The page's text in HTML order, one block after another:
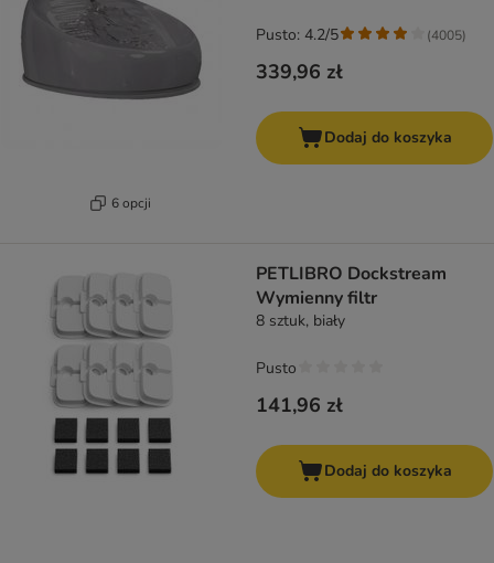
6 opcji
339,96 zł
Pusto: 4.2/5 (4005)
Dodaj do koszyka
PETLIBRO Dockstream
Wymienny filtr
8 sztuk, biały
141,96 zł
Pusto
Dodaj do koszyka